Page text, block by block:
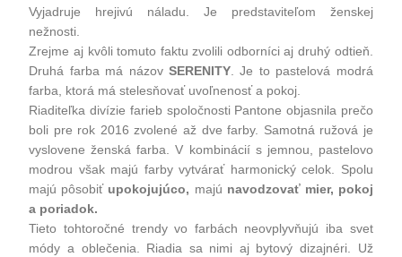
Vyjadruje hrejivú náladu. Je predstaviteľom ženskej
nežnosti.
Zrejme aj kvôli tomuto faktu zvolili odborníci aj druhý odtieň.
Druhá farba má názov SERENITY . Je to pastelová modrá
farba, ktorá má stelesňovať uvoľnenosť a pokoj.
Riaditeľka divízie farieb spoločnosti Pantone objasnila prečo
boli pre rok 2016 zvolené až dve farby. Samotná ružová je
vyslovene ženská farba. V kombinácií s jemnou, pastelovo
modrou však majú farby vytvárať harmonický celok. Spolu
majú pôsobiť upokojujúco, majú navodzovať mier, pokoj
a poriadok.
Tieto tohtoročné trendy vo farbách neovplyvňujú iba svet
módy a oblečenia. Riadia sa nimi aj bytový dizajnéri. Už